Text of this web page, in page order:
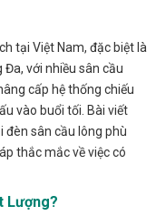
tại Việt Nam, đặc biệt là
với nhiều sân cầu
cấp hệ thống chiếu
vào buổi tối. Bài viết
đèn sân cầu lông phù
thắc mắc về việc có
Lượng?